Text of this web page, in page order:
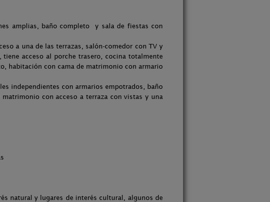
amplias, baño completo y sala de fiestas con
a una de las terrazas, salón-comedor con TV y
acceso al porche trasero, cocina totalmente
habitación con cama de matrimonio con armario
independientes con armarios empotrados, baño
con acceso a terraza con vistas y una
natural y lugares de interés cultural, algunos de